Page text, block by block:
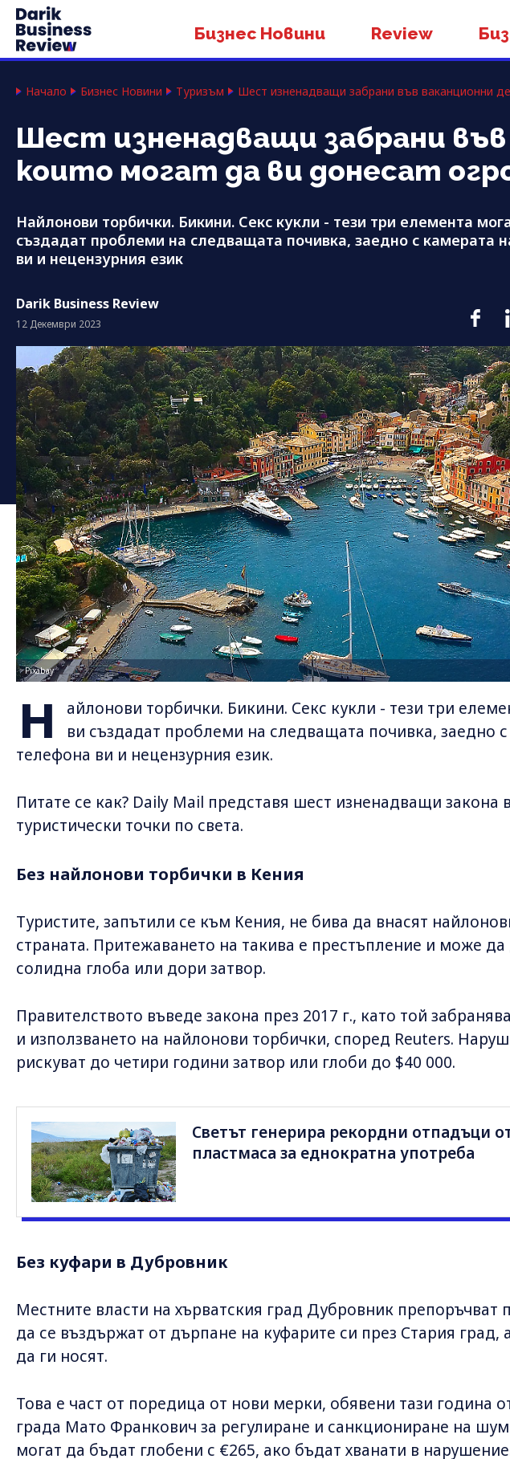
Бизнес Новини Review
Начало Бизнес Новини Туризъм Шест изненадващи забрани във ваканционни
Шест изненадващи забрани
които могат да ви донесат
Найлонови торбички. Бикини. Секс кукли - тези три елемента
създадат проблеми на следващата почивка, заедно с камерата
ви и нецензурния език
Darik Business Review
12 Декември 2023
Pixabay
Н
айлонови торбички. Бикини. Секс кукли - тези три
ви създадат проблеми на следващата почивка, заедно
телефона ви и нецензурния език.
Питате се как? Daily Mail представя шест изненадващи закона
туристически точки по света.
Без найлонови торбички в Кения
Туристите, запътили се към Кения, не бива да внасят
страната. Притежаването на такива е престъпление и може
солидна глоба или дори затвор.
Правителството въведе закона през 2017 г., като той
и използването на найлонови торбички, според Reuters.
рискуват до четири години затвор или глоби до $40 000.
Светът генерира рекордни отпадъци
пластмаса за еднократна употреба
Без куфари в Дубровник
Местните власти на хърватския град Дубровник препоръчват
да се въздържат от дърпане на куфарите си през Стария град,
да ги носят.
Това е част от поредица от нови мерки, обявени тази година
града Мато Франкович за регулиране и санкциониране на
могат да бъдат глобени с €265, ако бъдат хванати в